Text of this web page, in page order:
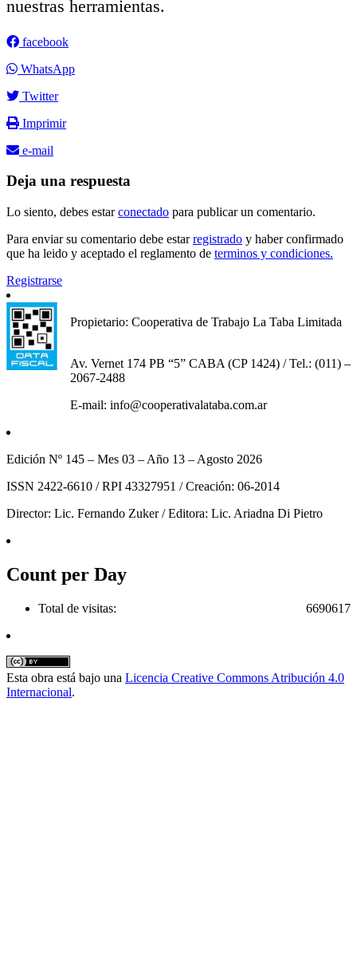
nuestras herramientas.
facebook
WhatsApp
Twitter
Imprimir
e-mail
Deja una respuesta
Lo siento, debes estarconectado para publicar un comentario.
Para enviar su comentario debe estarregistrado y haber confirmado
que ha leido y aceptado el reglamento de terminos y condiciones.
Registrarse
Propietario: Cooperativa de Trabajo La Taba Limitada
Av. Vernet 174 PB “5” CABA (CP 1424) / Tel.: (011) –
2067-2488
E-mail: info@cooperativalataba.com.ar
Edición Nº 145 – Mes 03 – Año 13 – Agosto 2026
ISSN 2422-6610 / RPI 43327951 / Creación: 06-2014
Director: Lic. Fernando Zuker / Editora: Lic. Ariadna Di Pietro
Count per Day
6690617
Total de visitas:
Esta obra está bajo una Licencia Creative Commons Atribución 4.0
Internacional.